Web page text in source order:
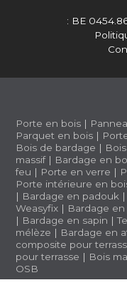
: BE
Porte en bois |
Parquet en bois |
Bois de bardage |
massif| Bardage en
feu | Porte en verre |
Porte intérieure en
| Bardage en padouk |
Weasyfix | Bardage en
| Bardage en sapin |
mélèze | Bardage en
composite pour
pour terrasse | Bois
OSB